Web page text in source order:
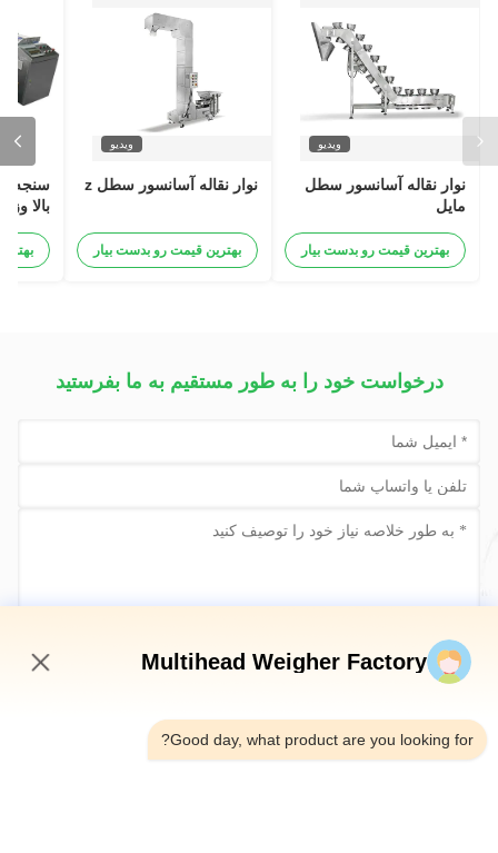
ویدیو
نوار نقاله آسانسور سطل
مایل
بهترین قیمت رو بدست بیار
ویدیو
نوار نقاله آسانسور سطل z
بهترین قیمت رو بدست بیار
سنجه
بالا
درخواست خود را به طور مستقیم به ما بفرستید
حالا ارسال کن
Multihead Weigher Factory
Good day, what product are you looking for?